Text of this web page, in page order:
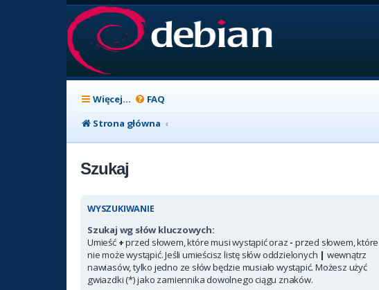
Więcej… FAQ
Strona główna
Szukaj
WYSZUKIWANIE
Szukaj wg słów kluczowych:
Umieść +przed słowem, które musi wystąpić oraz - przed słowem, które
nie może wystąpić. Jeśli umieścisz listę słów oddzielonych | wewnątrz
nawiasów, tylko jedno ze słów będzie musiało wystąpić. Możesz użyć
gwiazdki (*) jako zamiennika dowolnego ciągu znaków.